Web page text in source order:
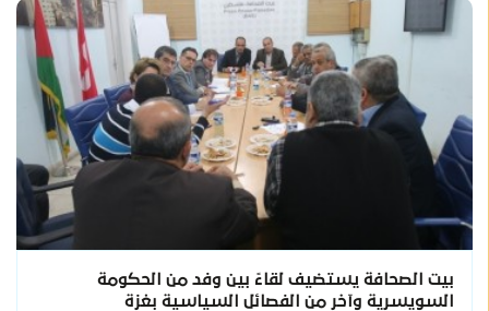
بيت الصحافة يستضيف لقاءً بين وفد من الحكومة
السويسرية وآخر من الفصائل السياسية بغزة